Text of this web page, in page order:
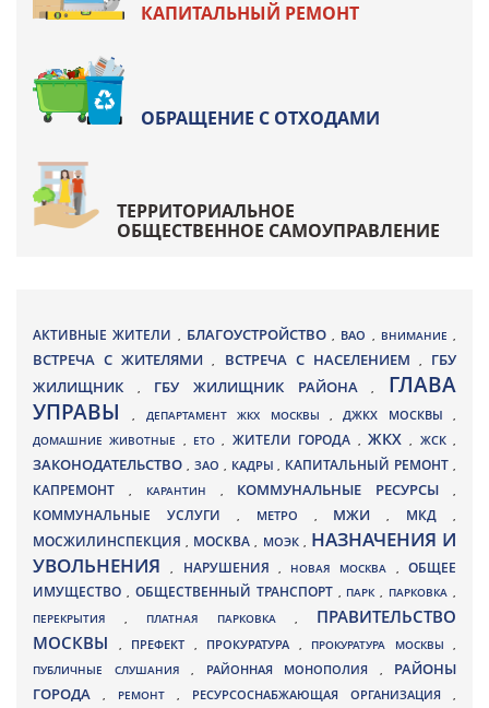
КАПИТАЛЬНЫЙ РЕМОНТ
ОБРАЩЕНИЕ С ОТХОДАМИ
ТЕРРИТОРИАЛЬНОЕ
ОБЩЕСТВЕННОЕ САМОУПРАВЛЕНИЕ
АКТИВНЫЕ ЖИТЕЛИ , БЛАГОУСТРОЙСТВО , ВАО , ВНИМАНИЕ ,
ВСТРЕЧА С ЖИТЕЛЯМИ, ВСТРЕЧА С НАСЕЛЕНИЕМ , ГБУ
ЖИЛИЩНИК
, ГБУ ЖИЛИЩНИК РАЙОНА, ГЛАВА
УПРАВЫ, ДЕПАРТАМЕНТ ЖКХ МОСКВЫ ,ДЖКХ МОСКВЫ ,
ДОМАШНИЕ ЖИВОТНЫЕ , ЕТО, ЖИТЕЛИ ГОРОДА , ЖКХ, ЖСК,
ЗАКОНОДАТЕЛЬСТВО , ЗАО , КАДРЫ, КАПИТАЛЬНЫЙ РЕМОНТ ,
КАПРЕМОНТ , КАРАНТИН , КОММУНАЛЬНЫЕ РЕСУРСЫ,
КОММУНАЛЬНЫЕ УСЛУГИ , МЕТРО , МЖИ, МКД ,
МОСЖИЛИНСПЕКЦИЯ, МОСКВА , МОЭК , НАЗНАЧЕНИЯ И
УВОЛЬНЕНИЯ, НАРУШЕНИЯ , НОВАЯ МОСКВА ,ОБЩЕЕ
ИМУЩЕСТВО , ОБЩЕСТВЕННЫЙ ТРАНСПОРТ , ПАРК, ПАРКОВКА ,
ПЕРЕКРЫТИЯ , ПЛАТНАЯ ПАРКОВКА , ПРАВИТЕЛЬСТВО
МОСКВЫ
, ПРЕФЕКТ , ПРОКУРАТУРА , ПРОКУРАТУРА МОСКВЫ ,
ПУБЛИЧНЫЕ СЛУШАНИЯ , РАЙОННАЯ МОНОПОЛИЯ , РАЙОНЫ
ГОРОДА
, РЕМОНТ , РЕСУРСОСНАБЖАЮЩАЯ ОРГАНИЗАЦИЯ ,